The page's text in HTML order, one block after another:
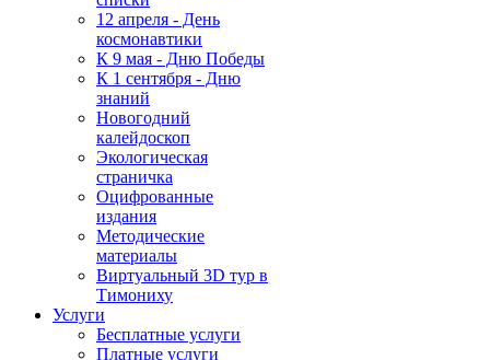
12 апреля - День
космонавтики
К 9 мая - Дню Победы
К 1 сентября - Дню
знаний
Новогодний
калейдоскоп
Экологическая
страничка
Оцифрованные
издания
Методические
материалы
Виртуальный 3D тур в
Тимониху
Услуги
Бесплатные услуги
Платные услуги